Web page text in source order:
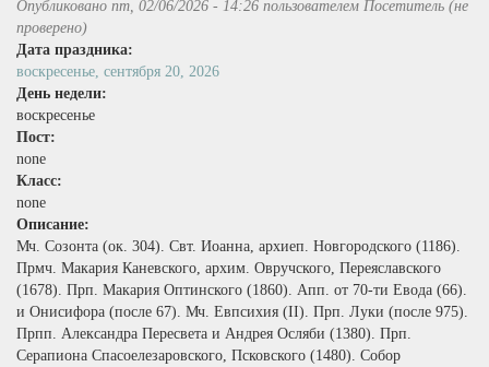
Опубликовано пт, 02/06/2026 - 14:26 пользователем Посетитель (не
проверено)
Дата праздника:
воскресенье, сентября 20, 2026
День недели:
воскресенье
Пост:
none
Класс:
none
Описание:
Мч. Созонта (ок. 304). Свт. Иоанна, архиеп. Новгородского (1186).
Прмч. Макария Каневского, архим. Овручского, Переяславского
(1678). Прп. Макария Оптинского (1860). Апп. от 70‑ти Евода (66).
и Онисифора (после 67). Мч. Евпсихия (II). Прп. Луки (после 975).
Прпп. Александра Пересвета и Андрея Осляби (1380). Прп.
Серапиона Спасоелезаровского, Псковского (1480). Собор